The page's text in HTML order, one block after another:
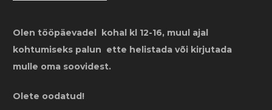
Olen tööpäevadel kohal kl 12-16, muul ajal
kohtumiseks palun ette helistada või kirjutada
mulle oma soovidest.
Olete oodatud!